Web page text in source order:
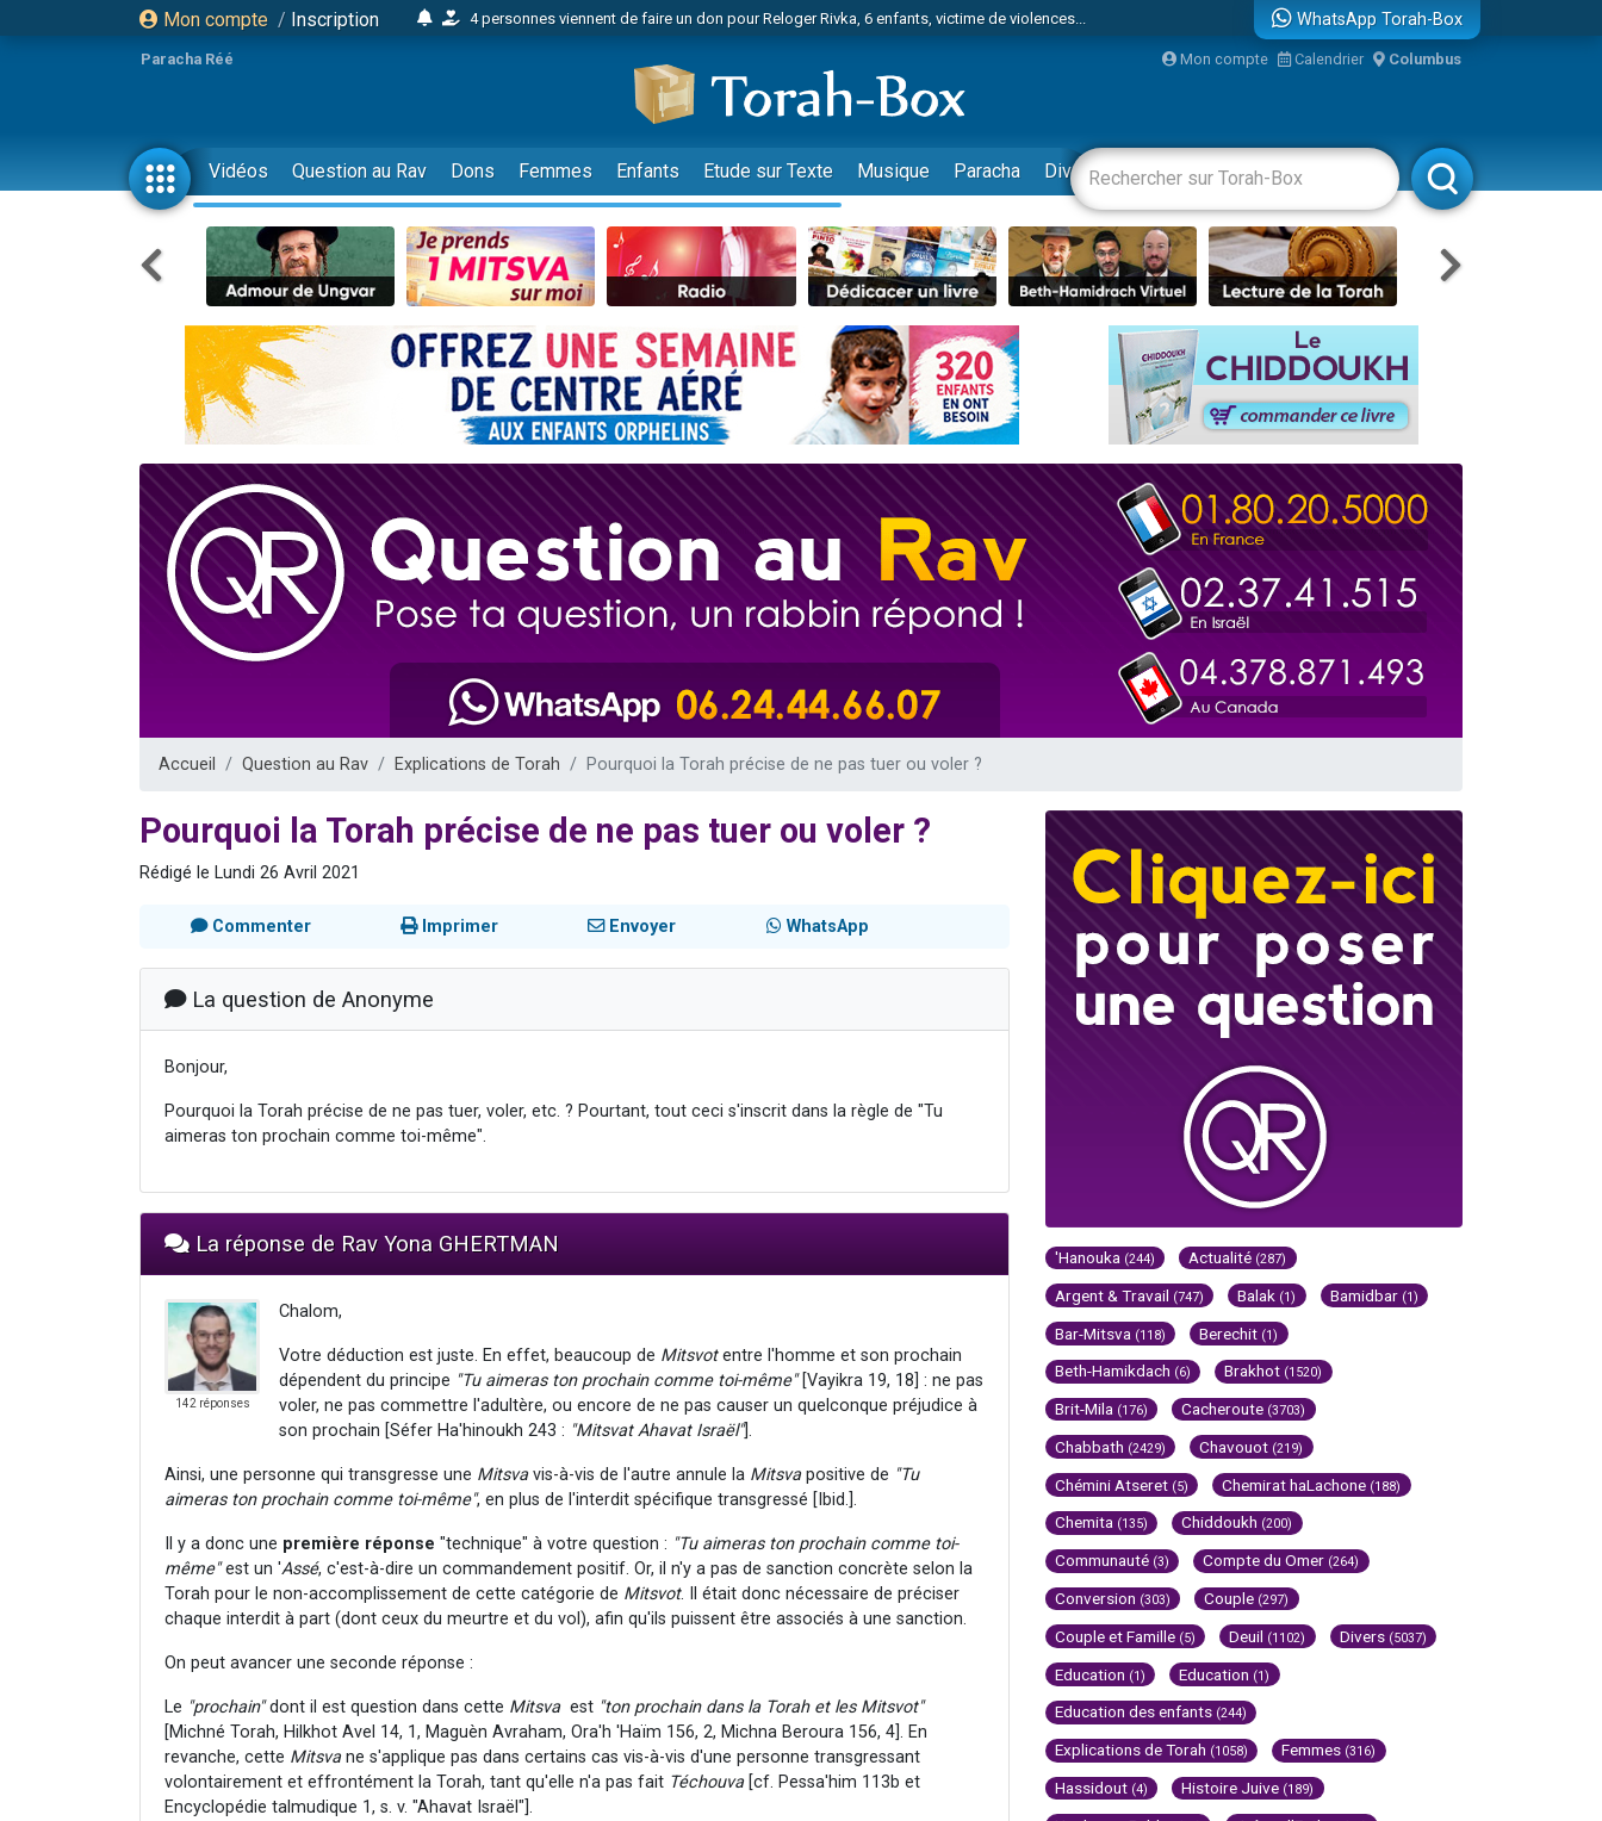
Mon compte / Inscription
4 personnes viennent de faire un don pour Reloger Rivka, 6 enfants, victime de violences...
17 personnes viennent de demander une bénédiction
4 personnes viennent de nous rejoindre sur WhatsApp
Il reste 49 places pour étudier en groupe sur Zoom
23 personnes viennent de faire un don pour Diane, 80 ans, dans un appartement insalubre
Eva vient de donner son Maasser
4 personnes viennent de nous rejoindre sur WhatsApp
3 personnes viennent de nous rejoindre sur WhatsApp
3 personnes viennent de faire un don pour 5 jours de vacances aux Orphelins
Odaya vient de donner son Maasser
2 personnes viennent de nous rejoindre sur WhatsApp
13 personnes viennent de demander une bénédiction
12 nouvelles musiques dans Torah-Box Music
30 personnes viennent de faire un don pour Sauvez la jambe de Yohan
Il reste 49 places pour étudier en groupe sur Zoom
2 personnes viennent de nous rejoindre sur WhatsApp
2 nouvelles musiques dans Torah-Box Music
6 personnes viennent de nous rejoindre sur WhatsApp
WhatsApp Torah-Box
Paracha Réé Mon compte Calendrier Columbus
Vidéos Question au Rav Dons Femmes Enfants Etude sur Texte Musique Paracha Divertissements Livres Rabbanim
Accueil Question au Rav Explications de Torah Pourquoi la Torah précise de ne pas tuer ou voler ?
Pourquoi la Torah précise de ne pas tuer ou voler ?
Rédigé le Lundi 26 Avril 2021
Commenter Imprimer Envoyer WhatsApp
La question de Anonyme
Bonjour,
Pourquoi la Torah précise de ne pas tuer, voler, etc. ? Pourtant, tout ceci s'inscrit dans la règle de "Tu
aimeras ton prochain comme toi-même".
La réponse de Rav Yona GHERTMAN
142 réponses
Chalom,
Votre déduction est juste. En effet, beaucoup de Mitsvotentre l'homme et son prochain
dépendent du principe "Tu aimeras ton prochain comme toi-même"[Vayikra 19, 18] : ne pas
voler, ne pas commettre l'adultère, ou encore de ne pas causer un quelconque préjudice à
son prochain [Séfer Ha'hinoukh 243 : "Mitsvat Ahavat Israël"].
Ainsi, une personne qui transgresse une Mitsvavis-à-vis de l'autre annule la Mitsvapositive de "Tu
aimeras ton prochain comme toi-même", en plus de l'interdit spécifique transgressé [Ibid.].
Il y a donc une première réponse "technique" à votre question : "Tu aimeras ton prochain comme toi-
même"est un 'Assé, c'est-à-dire un commandement positif. Or, il n'y a pas de sanction concrète selon la
Torah pour le non-accomplissement de cette catégorie de Mitsvot. Il était donc nécessaire de préciser
chaque interdit à part (dont ceux du meurtre et du vol), afin qu'ils puissent être associés à une sanction.
On peut avancer une seconde réponse :
Le "prochain"dont il est question dans cette Mitsvaest "ton prochain dans la Torah et les Mitsvot"
[Michné Torah, Hilkhot Avel 14, 1, Maguèn Avraham, Ora'h 'Haïm 156, 2, Michna Beroura 156, 4]. En
revanche, cette Mitsvane s'applique pas dans certains cas vis-à-vis d'une personne transgressant
volontairement et effrontément la Torah, tant qu'elle n'a pas fait Téchouva[cf. Pessa'him 113b et
Encyclopédie talmudique 1, s. v. "Ahavat Israël"].
'Hanouka (244) Actualité (287)
Argent & Travail (747) Balak (1) Bamidbar (1)
Bar-Mitsva (118) Berechit (1)
Beth-Hamikdach (6) Brakhot (1520)
Brit-Mila (176) Cacheroute (3703)
Chabbath (2429) Chavouot (219)
Chémini Atseret (5) Chemirat haLachone (188)
Chemita (135) Chiddoukh (200)
Communauté (3) Compte du Omer (264)
Conversion (303) Couple (297)
Couple et Famille (5) Deuil (1102) Divers (5037)
Education (1) Education (1)
Education des enfants (244)
Explications de Torah (1058) Femmes (316)
Hassidout (4) Histoire Juive (189)